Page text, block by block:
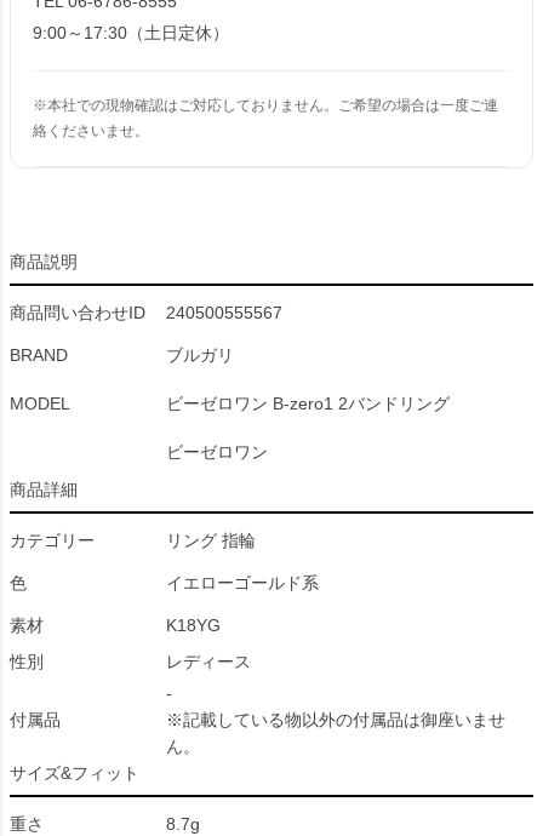
9:00～17:30（土日定休）
※本社での現物確認はご対応しておりません。ご希望の場合は一度ご連
絡くださいませ。
商品説明
商品問い合わせID 240500555567
BRAND ブルガリ
MODEL ビーゼロワン B-zero1 2バンドリング
ビーゼロワン
商品詳細
カテゴリー リング 指輪
色 イエローゴールド系
素材
K18YG
性別
レディース
付属品
-
※記載している物以外の付属品は御座いませ
ん。
サイズ&フィット
重さ
8.7g